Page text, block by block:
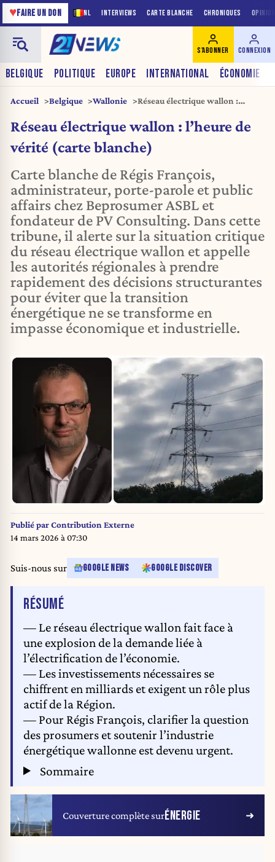
NL INTERVIEWS CARTE BLANCHE CHRONIQUES
♥FAIRE UN DON
BELGIQUE POLITIQUE EUROPE INTERNATIONAL ÉCONOMIE
S'ABONNER CONNEXION
Accueil Belgique Wallonie
Réseau électrique wallon :
Réseau électrique wallon : l’heure de
vérité (carte blanche)
Carte blanche de Régis François,
administrateur, porte-parole et public
affairs chez Beprosumer ASBL et
fondateur de PV Consulting. Dans cette
tribune, il alerte sur la situation critique
du réseau électrique wallon et appelle
les autorités régionales à prendre
rapidement des décisions structurantes
pour éviter que la transition
énergétique ne se transforme en
impasse économique et industrielle.
Publié parContribution Externe
14 mars 2026 à 07:30
Suis-nous sur GOOGLE NEWS GOOGLE DISCOVER
RÉSUMÉDE L'ARTICLE
— Le réseau électrique wallon fait face à
une explosion de la demande liée à
l’électrification de l’économie.
— Les investissements nécessaires se
chiffrent en milliards et exigent un rôle plus
actif de la Région.
— Pour Régis François, clarifier la question
des prosumers et soutenir l’industrie
énergétique wallonne est devenu urgent.
Sommaire
Couverture complète surÉNERGIE